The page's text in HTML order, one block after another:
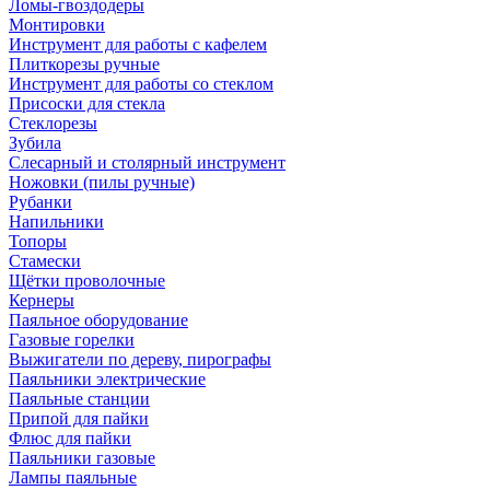
Ломы-гвоздодеры
Монтировки
Инструмент для работы с кафелем
Плиткорезы ручные
Инструмент для работы со стеклом
Присоски для стекла
Стеклорезы
Зубила
Слесарный и столярный инструмент
Ножовки (пилы ручные)
Рубанки
Напильники
Топоры
Стамески
Щётки проволочные
Кернеры
Паяльное оборудование
Газовые горелки
Выжигатели по дереву, пирографы
Паяльники электрические
Паяльные станции
Припой для пайки
Флюс для пайки
Паяльники газовые
Лампы паяльные